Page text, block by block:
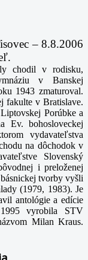
– 8.8.2006
chodil v rodisku,
v Banskej
1943 zmaturoval.
fakulte v Bratislave.
Porúbke a
Ev. bohosloveckej
vydavateľstva
na dôchodok v
Slovenský
i preloženej
tvorby vyšli
(1979, 1983). Je
antológie a edície
vyrobila STV
Milan Kraus.